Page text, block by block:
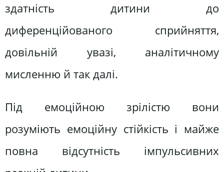
здатність дитини до
диференційованого сприйняття,
довільній увазі, аналітичному
мисленню й так далі.
Під емоційною зрілістю вони
розуміють емоційну стійкість і майже
повна відсутність імпульсивних